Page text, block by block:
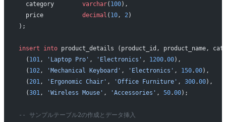
  category
varchar( 100),
  price
decimal ( 10, 2)
);
insert into product_details (product_id, product_name,
  (
101, 'Laptop Pro' , 'Electronics' , 1200.00),
  (
102, 'Mechanical Keyboard' , 'Electronics' , 150.00),
  (
201, 'Ergonomic Chair' , 'Office Furniture' , 300.00),
  (
301, 'Wireless Mouse' , 'Accessories' , 50.00);
-- サンプルテーブル2の作成とデータ挿入